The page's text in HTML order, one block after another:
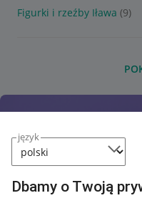
język
Dbamy o Twoją
Figurki i rzeźby Iława (9)